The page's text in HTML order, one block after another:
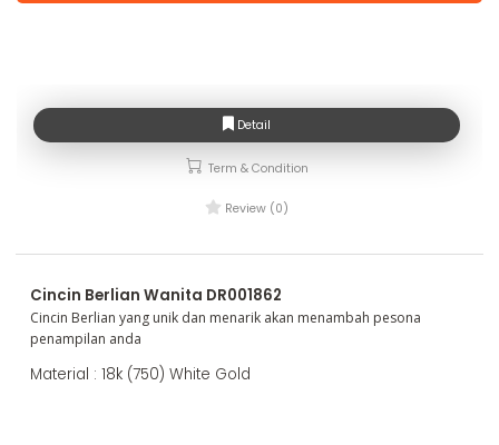
Detail
Term & Condition
Review (0)
Cincin Berlian Wanita DR001862
Cincin Berlian yang unik dan menarik akan menambah pesona
penampilan anda
Material : 18k (750) White Gold